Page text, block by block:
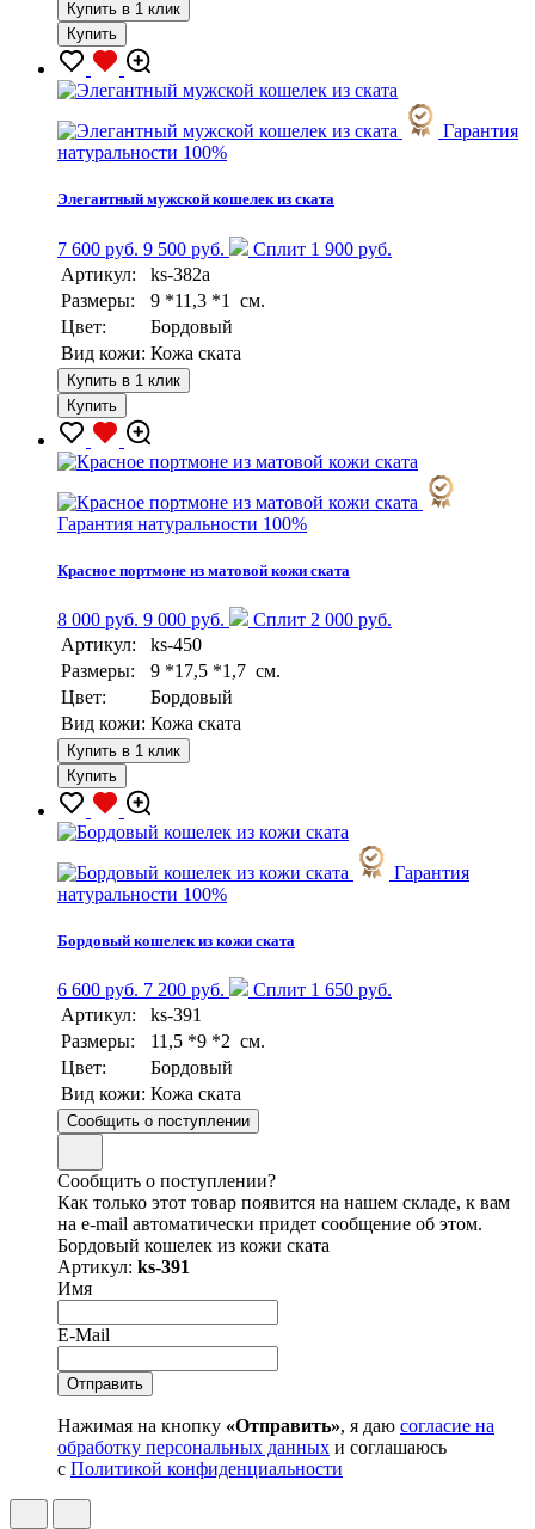
Купить в 1 клик
Купить
Гарантия
натуральности 100%
Элегантный мужской кошелек из ската
7 600 руб. 9 500 руб.
Сплит 1 900 руб.
Артикул:
ks-382a
Размеры:
9 *11,3 *1 см.
Цвет:
Бордовый
Вид кожи: Кожа ската
Купить в 1 клик
Купить
Гарантия натуральности 100%
Красное портмоне из матовой кожи ската
8 000 руб. 9 000 руб.
Сплит 2 000 руб.
Артикул:
ks-450
Размеры:
9 *17,5 *1,7 см.
Цвет:
Бордовый
Вид кожи: Кожа ската
Купить в 1 клик
Купить
Гарантия
натуральности 100%
Бордовый кошелек из кожи ската
6 600 руб. 7 200 руб.
Сплит 1 650 руб.
Артикул:
ks-391
Размеры:
11,5 *9 *2 см.
Цвет:
Бордовый
Вид кожи: Кожа ската
Сообщить о поступлении
Сообщить о поступлении?
Как только этот товар появится на нашем складе, к вам
на e-mail автоматически придет сообщение об этом.
Бордовый кошелек из кожи ската
Артикул: ks-391
Имя
E-Mail
Нажимая на кнопку «Отправить», я даю согласие на
обработку персональных данных и соглашаюсь
с Политикой конфиденциальности